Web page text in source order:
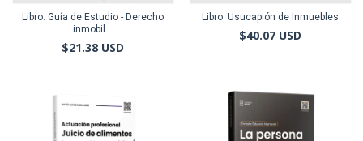
Libro: Guía de Estudio - Derecho
inmobil...
$21.38 USD
Libro: Usucapión de Inmuebles
$40.07 USD